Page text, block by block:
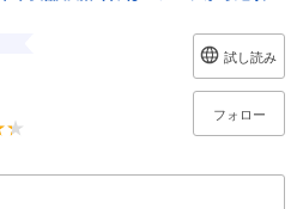
試し読み
フォロー